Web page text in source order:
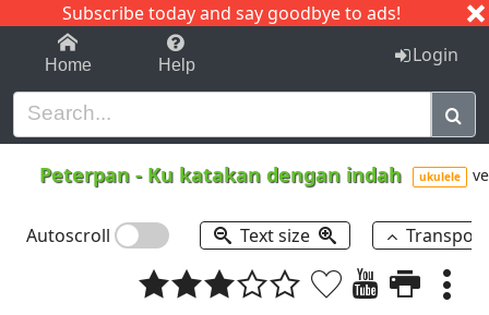
Subscribe today and say goodbye to ads!
1-9 C I J
Home Help Login
Peterpan - Ku katakan dengan indah ukulele
Autoscroll Text size